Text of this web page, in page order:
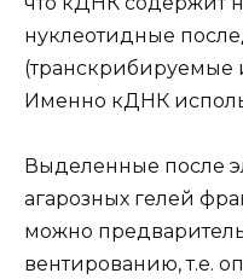
нуклеотидные
(транскрибируемые
Именно кДНК
Выделенные после
агарозных гелей
можно
вентированию, т.е.